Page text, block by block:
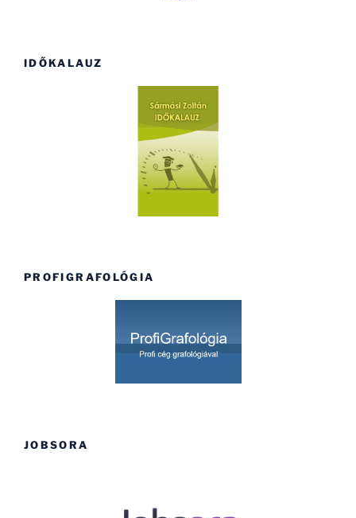
IDŐKALAUZ
PROFIGRAFOLÓGIA
JOBSORA